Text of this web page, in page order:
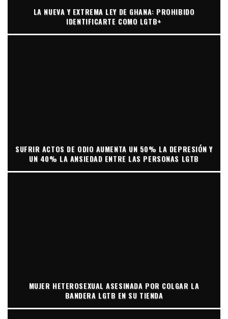
LA NUEVA Y EXTREMA LEY DE GHANA: PROHIBIDO
IDENTIFICARTE COMO LGTB+
SUFRIR ACTOS DE ODIO AUMENTA UN 50% LA DEPRESIÓN Y
UN 40% LA ANSIEDAD ENTRE LAS PERSONAS LGTB
MUJER HETEROSEXUAL ASESINADA POR COLGAR LA
BANDERA LGTB EN SU TIENDA